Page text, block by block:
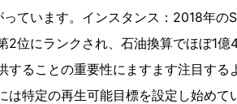
ています。インスタンス：2018年の
位にランクされ、石油換算でほぼ1億
することの重要性にますます注目する
は特定の再生可能目標を設定し始めて